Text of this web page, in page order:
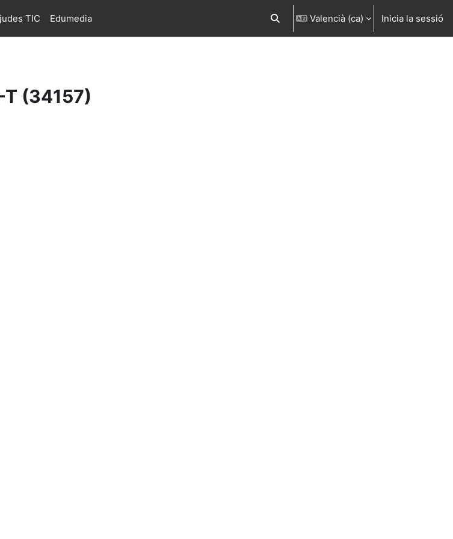
TIC Edumedia Commuta l'entrada de la cerca
Valencià ‎(ca)‎ Inicia la sessió
(34157)